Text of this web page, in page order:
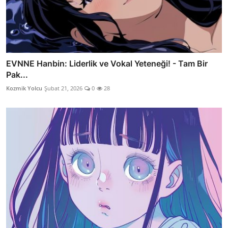
EVNNE Hanbin: Liderlik ve Vokal Yeteneği! - Tam Bir
Pak...
Kozmik Yolcu Şubat 21, 2026 0 28